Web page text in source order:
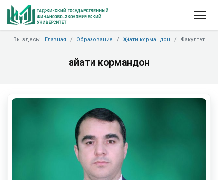
Вы здесь: Главная Образование Ҳайати кормандон Факултет
Ҳайати кормандон